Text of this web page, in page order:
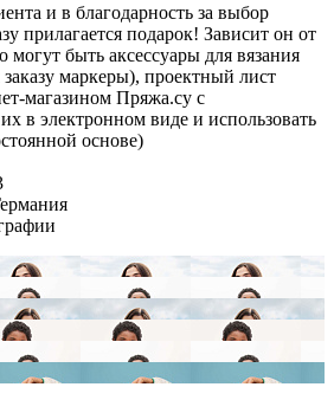
и в благодарность за выбор
прилагается подарок! Зависит он от
могут быть аксессуары для вязания
маркеры), проектный лист
магазином Пряжа.су с
в электронном виде и использовать
основе)